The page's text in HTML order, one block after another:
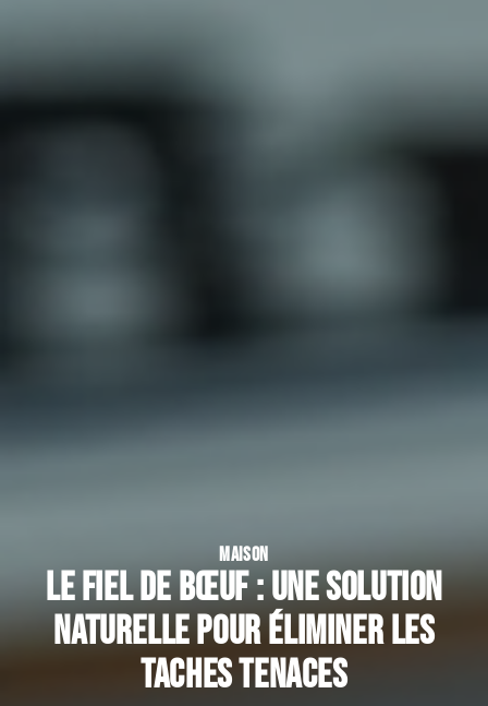
MAISON
Le fiel de bœuf : une solution
naturelle pour éliminer les
taches tenaces